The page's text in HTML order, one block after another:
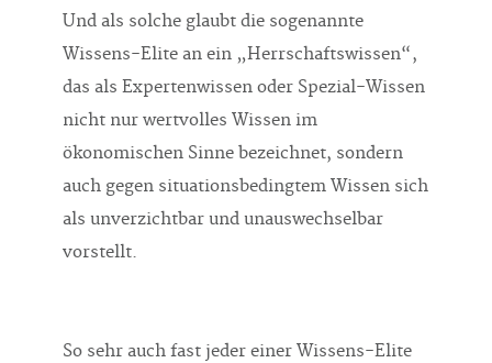
Und als solche glaubt die sogenannte
Wissens-Elite an ein „Herrschaftswissen“,
das als Expertenwissen oder Spezial-Wissen
nicht nur wertvolles Wissen im
ökonomischen Sinne bezeichnet, sondern
auch gegen situationsbedingtem Wissen sich
als unverzichtbar und unauswechselbar
vorstellt.
So sehr auch fast jeder einer Wissens-Elite